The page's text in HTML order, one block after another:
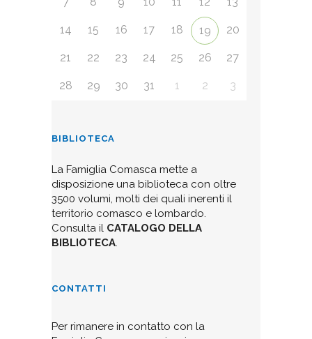
14 15 16 17 18 19 20
21 22 23 24 25 26 27
28 29 30 31 1 2 3
BIBLIOTECA
La Famiglia Comasca mette a
disposizione una biblioteca con oltre
3500 volumi, molti dei quali inerenti il
territorio comasco e lombardo.
Consulta il CATALOGO DELLA
BIBLIOTECA.
CONTATTI
Per rimanere in contatto con la